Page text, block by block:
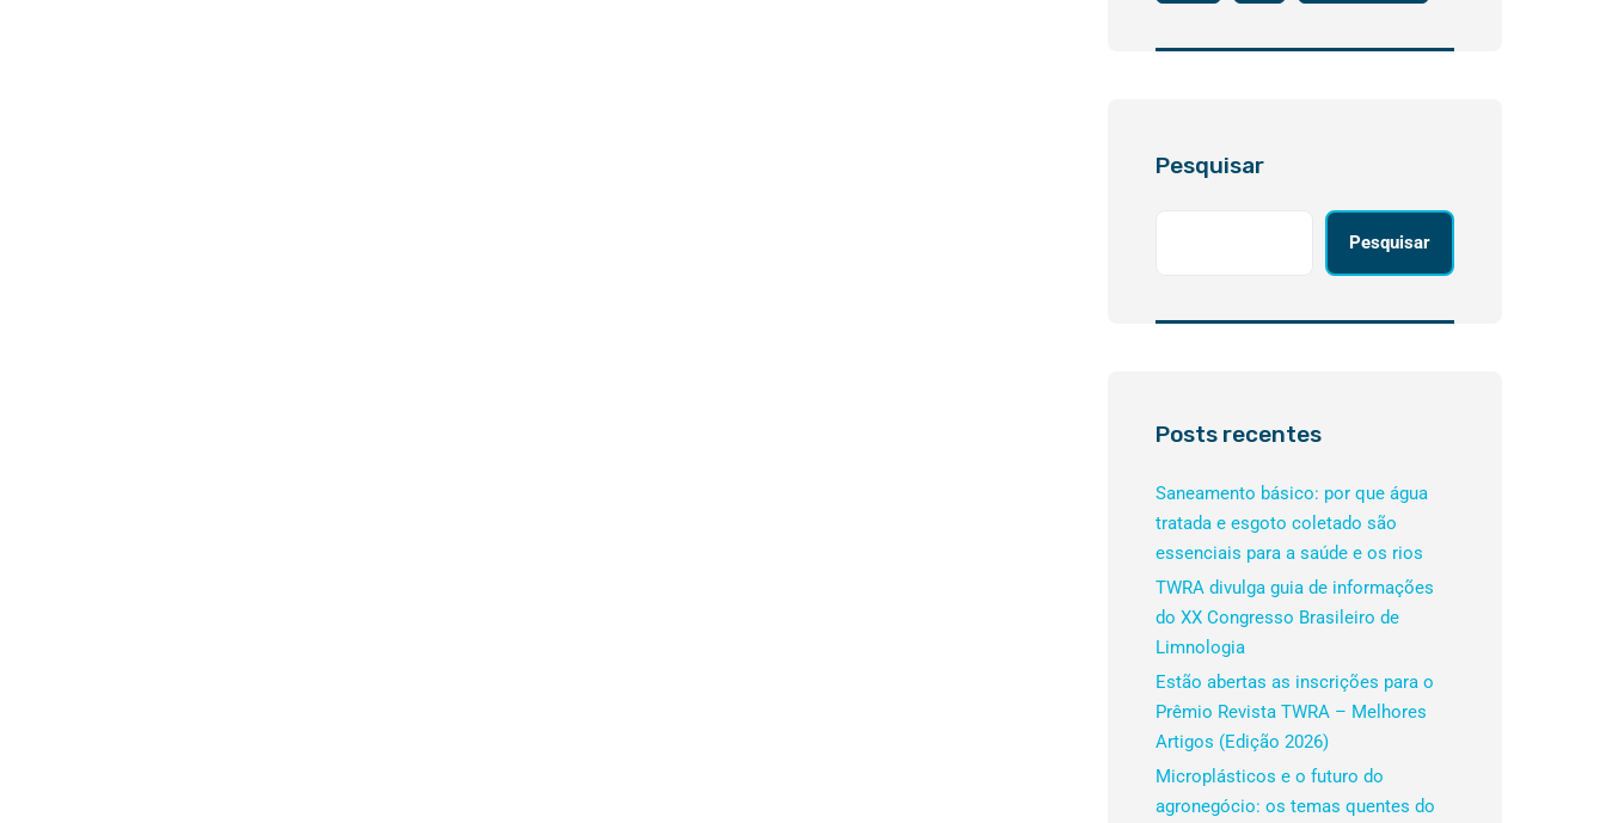
Pesquisar
Pesquisar
Posts recentes
Saneamento básico: por que água
tratada e esgoto coletado são
essenciais para a saúde e os rios
TWRA divulga guia de informações
do XX Congresso Brasileiro de
Limnologia
Estão abertas as inscrições para o
Prêmio Revista TWRA – Melhores
Artigos (Edição 2026)
Microplásticos e o futuro do
agronegócio: os temas quentes do